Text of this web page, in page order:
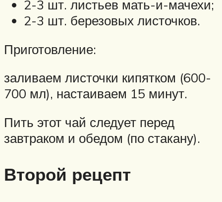
2-3 шт. листьев мать-и-мачехи;
2-3 шт. березовых листочков.
Приготовление:
заливаем листочки кипятком (600-
700 мл), настаиваем 15 минут.
Пить этот чай следует перед
завтраком и обедом (по стакану).
Второй рецепт